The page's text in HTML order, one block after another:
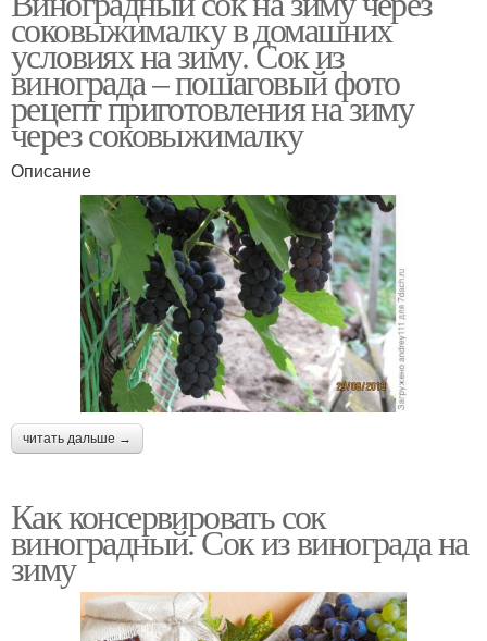
соковыжималку в домашних
условиях на зиму. Сок из
винограда – пошаговый фото
рецепт приготовления на зиму
через соковыжималку
Описание
читать дальше →
Как консервировать сок
виноградный. Сок из винограда на
зиму